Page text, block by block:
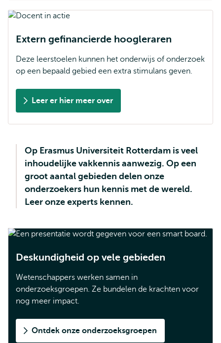
Extern gefinancierde hoogleraren
Deze leerstoelen kunnen het onderwijs of onderzoek
op een bepaald gebied een extra stimulans geven.
Leer er hier meer over
Op Erasmus Universiteit Rotterdam is veel
inhoudelijke vakkennis aanwezig. Op een
groot aantal gebieden delen onze
onderzoekers hun kennis met de wereld.
Leer onze experts kennen.
Deskundigheid op vele gebieden
Wetenschappers werken samen in
onderzoeksgroepen. Ze bundelen de krachten voor
nog meer impact.
Ontdek onze onderzoeksgroepen